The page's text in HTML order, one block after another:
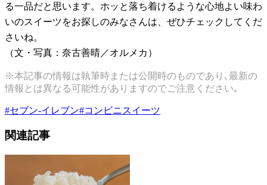
る一品だと思います。ホッと落ち着けるような心地よい味わ
いのスイーツをお探しのみなさんは、ぜひチェックしてくだ
さいね。
（文・写真：奈古善晴／オルメカ）
※本記事の情報は執筆時または公開時のものであり､最新の
情報とは異なる可能性がありますのでご注意ください｡
#セブン-イレブン#コンビニスイーツ
関連記事